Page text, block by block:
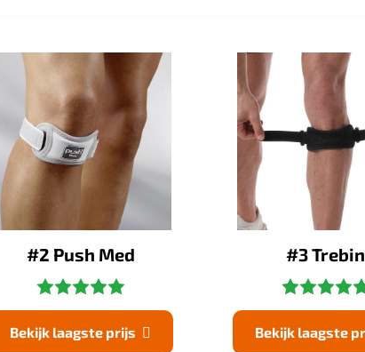
#2 Push Med
Bekijk laagste prijs 
#3 Trebin
Bekijk laagste